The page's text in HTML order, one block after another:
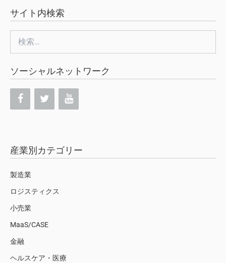
サイト内検索
索:
ソーシャルネットワーク
産業別カテゴリー
製造業
ロジスティクス
小売業
MaaS/CASE
金融
ヘルスケア・医療